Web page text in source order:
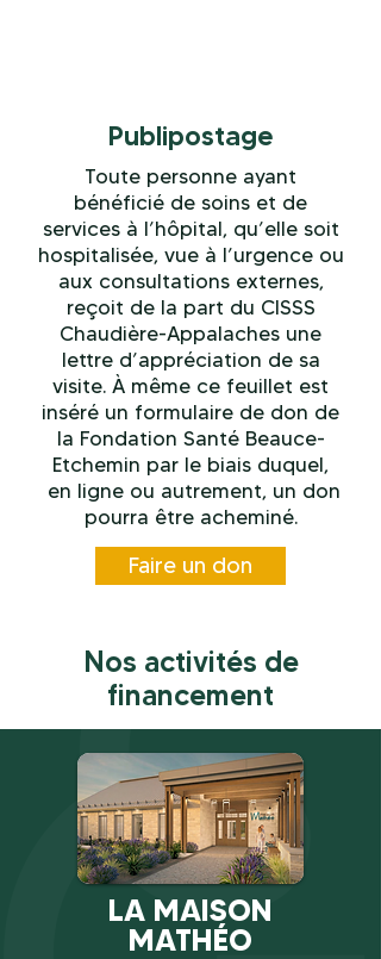
Publipostage
Toute personne ayant
bénéficié de soins et de
services à l’hôpital, qu’elle soit
hospitalisée, vue à l’urgence ou
aux consultations externes,
reçoit de la part du CISSS
Chaudière-Appalaches une
lettre d’appréciation de sa
visite. À même ce feuillet est
inséré un formulaire de don de
la Fondation Santé Beauce-
Etchemin par le biais duquel,
en ligne ou autrement, un don
pourra être acheminé.
Faire un don
Nos activités de
financement
LA MAISON
MATHÉO